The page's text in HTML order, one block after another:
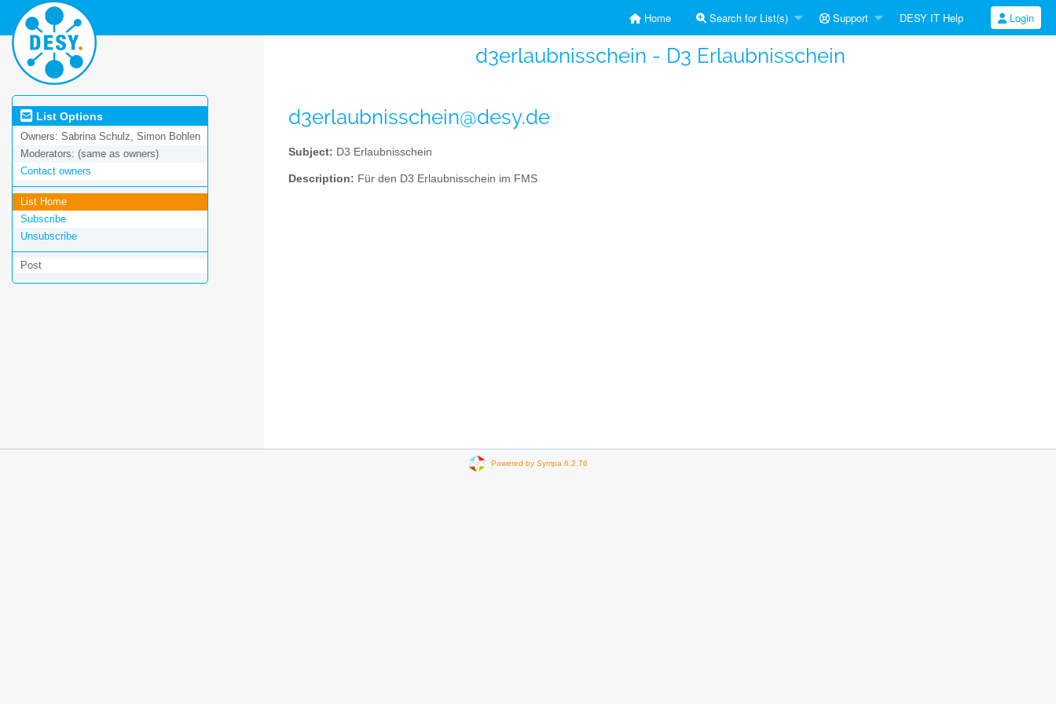
Home Search for List(s) Support DESY IT Help Login
d3erlaubnisschein - D3 Erlaubnisschein
List Options
Owners: Sabrina Schulz, Simon Bohlen
Moderators: (same as owners)
Contact owners
List Home
Subscribe
Unsubscribe
Post
d3erlaubnisschein@desy.de
Subject: D3 Erlaubnisschein
Description: Für den D3 Erlaubnisschein im FMS
Powered by Sympa 6.2.76